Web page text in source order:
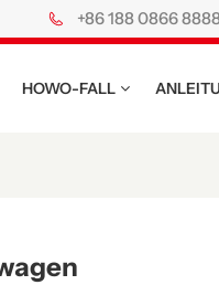
+86 188 0866
HOWO-FALL